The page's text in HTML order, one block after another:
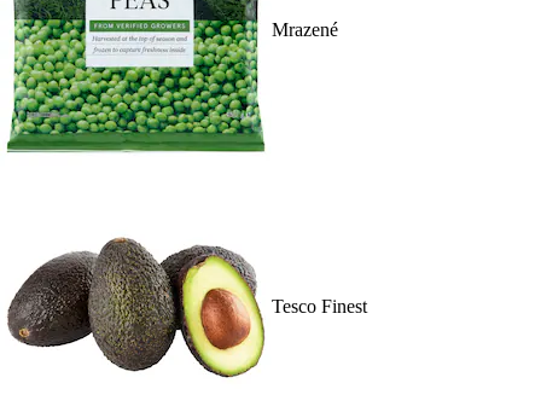
Mrazené
Tesco Finest